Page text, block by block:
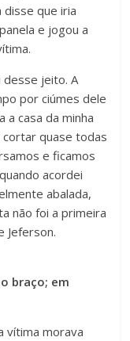
disse que iria
e jogou a
desse jeito. A
por ciúmes dele
a casa da minha
cortar quase todas
e ficamos
acordei
abalada,
não foi a primeira
Jeferson.
braço; em
vítima morava